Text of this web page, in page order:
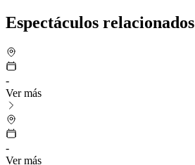
Espectáculos relacionados
-
Ver más
-
Ver más